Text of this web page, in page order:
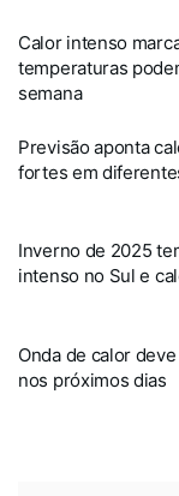
Calor intenso
temperaturas
semana
Previsão aponta
fortes em
Inverno de 2025
intenso no Sul e
Onda de calor
nos próximos dias